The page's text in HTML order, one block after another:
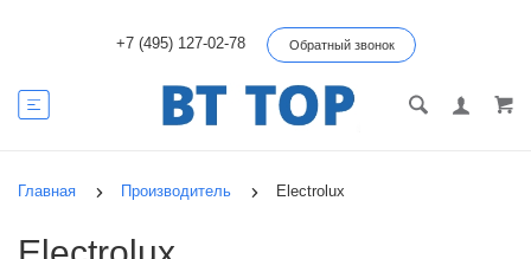
+7 (495) 127-02-78 Обратный звонок
Главная Производитель Electrolux